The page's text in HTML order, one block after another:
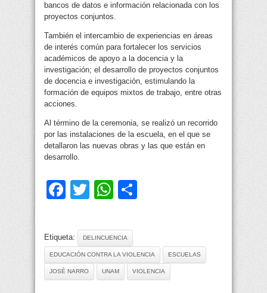
bancos de datos e información relacionada con los
proyectos conjuntos.
También el intercambio de experiencias en áreas
de interés común para fortalecer los servicios
académicos de apoyo a la docencia y la
investigación; el desarrollo de proyectos conjuntos
de docencia e investigación, estimulando la
formación de equipos mixtos de trabajo, entre otras
acciones.
Al término de la ceremonia, se realizó un recorrido
por las instalaciones de la escuela, en el que se
detallaron las nuevas obras y las que están en
desarrollo.
Facebook
TwitterWhatsApp
Etiqueta: DELINCUENCIA
EDUCACIÓN CONTRA LA VIOLENCIA ESCUELAS
JOSÉ NARRO UNAM VIOLENCIA